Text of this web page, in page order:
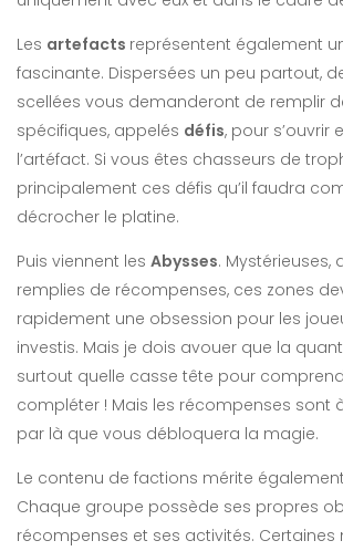
Les artefacts représentent également
fascinante. Dispersées un peu partout,
scellées vous demanderont de remplir
spécifiques, appelés défis, pour s’ouvrir
l’artéfact. Si vous êtes chasseurs de
principalement ces défis qu’il faudra
décrocher le platine.
Puis viennent les Abysses. Mystérieuses,
remplies de récompenses, ces zones
rapidement une obsession pour les
investis. Mais je dois avouer que la
surtout quelle casse tête pour
compléter ! Mais les récompenses sont
par là que vous débloquera la magie.
Le contenu de factions mérite
Chaque groupe possède ses propres
récompenses et ses activités. Certaines